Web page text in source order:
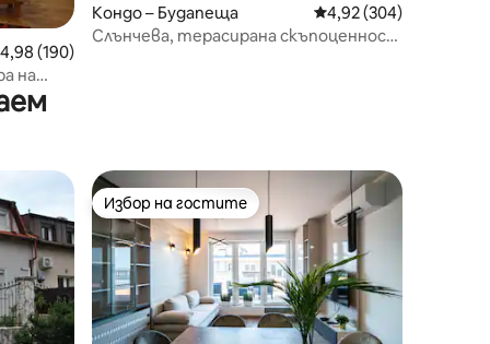
оценка: 4,98 от 5, 190 отзива
4,98 (190)
на
Кондо – Будапеща Средна оценка: 4,92
4,92 (304)
Слънчева, терасирана скъпоценност
Избор на гостите
Избор на гостите